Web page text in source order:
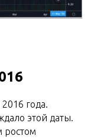
года.
этой даты.
ростом